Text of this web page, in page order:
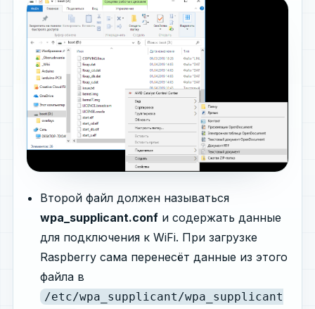
Второй файл должен называться
wpa_supplicant.conf и содержать данные
для подключения к WiFi. При загрузке
Raspberry сама перенесёт данные из этого
файла в
/etc/wpa_supplicant/wpa_supplicant